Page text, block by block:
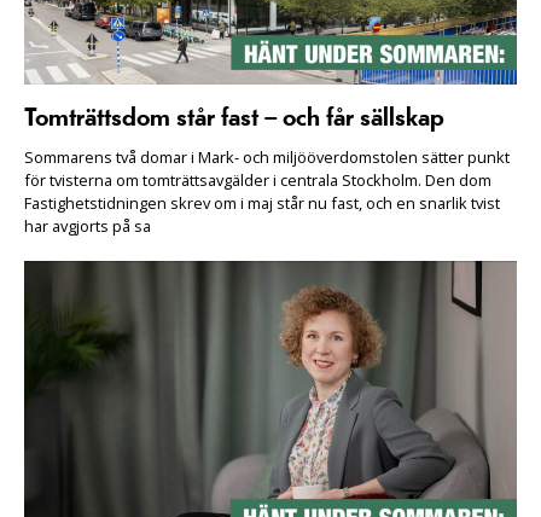
Tomträttsdom står fast – och får sällskap
Sommarens två domar i Mark- och miljööverdomstolen sätter punkt
för tvisterna om tomträttsavgälder i centrala Stockholm. Den dom
Fastighetstidningen skrev om i maj står nu fast, och en snarlik tvist
har avgjorts på sa